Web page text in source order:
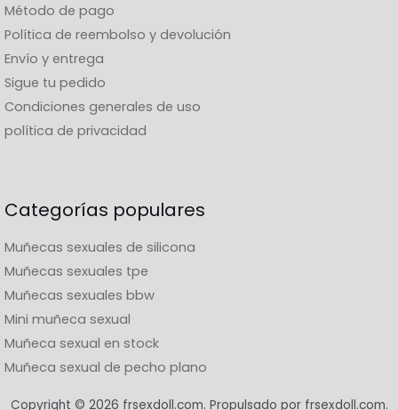
Método de pago
Política de reembolso y devolución
Envío y entrega
Sigue tu pedido
Condiciones generales de uso
política de privacidad
Categorías populares
Muñecas sexuales de silicona
Muñecas sexuales tpe
Muñecas sexuales bbw
Mini muñeca sexual
Muñeca sexual en stock
Muñeca sexual de pecho plano
Copyright © 2026 frsexdoll.com. Propulsado por frsexdoll.com.